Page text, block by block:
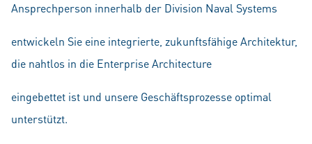
Ansprechperson innerhalb der Division Naval Systems
entwickeln Sie eine integrierte, zukunftsfähige Architektur,
die nahtlos in die Enterprise Architecture
eingebettet ist und unsere Geschäftsprozesse optimal
unterstützt.